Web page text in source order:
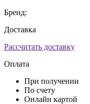
Бренд:
Доставка
Рассчитать доставку
Оплата
При получении
По счету
Онлайн картой